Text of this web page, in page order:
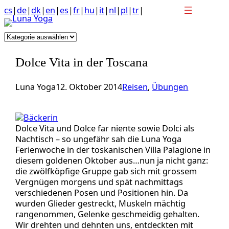
Anchor
link
to
top
page
Zum
Inhalt
springen
cs|de|dk| en| es|fr| hu| it| nl| pl|tr|
Kategorien
Dolce Vita in der Toscana
Luna Yoga12. Oktober 2014Reisen, Übungen
Dolce Vita und Dolce far niente sowie Dolci als
Nachtisch – so ungefähr sah die Luna Yoga
Ferienwoche in der toskanischen Villa Palagione in
diesem goldenen Oktober aus…nun ja nicht ganz:
die zwölfköpfige Gruppe gab sich mit grossem
Vergnügen morgens und spät nachmittags
verschiedenen Posen und Positionen hin. Da
wurden Glieder gestreckt, Muskeln mächtig
rangenommen, Gelenke geschmeidig gehalten.
Wir drehten und dehnten uns, entdeckten mit